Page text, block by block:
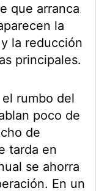
que arranca
la
la reducción
principales.
rumbo del
poco de
de
tarda en
se ahorra
En un